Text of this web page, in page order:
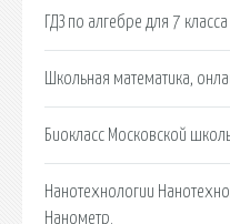
ГДЗ по алгебре для 7
Школьная математика,
Биокласс Московской
Нанотехнологии
Нанометр.